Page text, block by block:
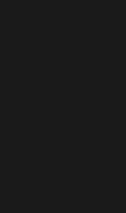
亡してしまう。